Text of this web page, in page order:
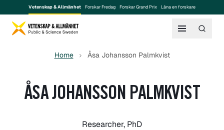
Vetenskap & Allmänhet Forskar Fredag Forskar Grand Prix Låna en forskare
Home Åsa Johansson Palmkvist
ÅSA JOHANSSON PALMKVIST
Researcher, PhD